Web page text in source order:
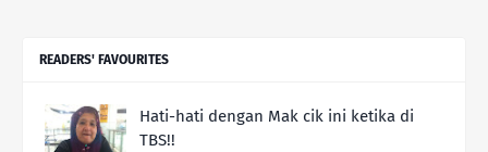
READERS' FAVOURITES
Hati-hati dengan Mak cik ini ketika di
TBS!!